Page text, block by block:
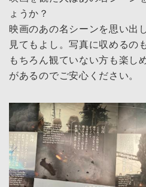
ょうか？
映画のあの名シーンを思い出
見てもよし。写真に収めるの
もちろん観ていない方も楽し
があるのでご安心ください。